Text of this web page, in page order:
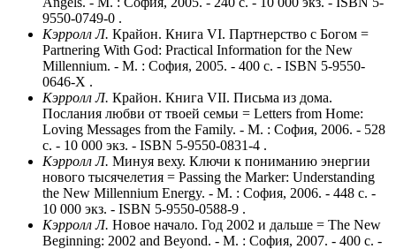
9550-0749-0 .
Кэрролл Л. Крайон. Книга VI. Партнерство с Богом =
Partnering With God: Practical Information for the New
Millennium. - М. : София, 2005. - 400 с. - ISBN 5-9550-
0646-X .
Кэрролл Л. Крайон. Книга VII. Письма из дома.
Послания любви от твоей семьи = Letters from Home:
Loving Messages from the Family. - М. : София, 2006. - 528
с. - 10 000 экз. - ISBN 5-9550-0831-4 .
Кэрролл Л. Минуя веху. Ключи к пониманию энергии
нового тысячелетия = Passing the Marker: Understanding
the New Millennium Energy. - М. : София, 2006. - 448 с. -
10 000 экз. - ISBN 5-9550-0588-9 .
Кэрролл Л. Новое начало. Год 2002 и дальше = The New
Beginning: 2002 and Beyond. - М. : София, 2007. - 400 с. -